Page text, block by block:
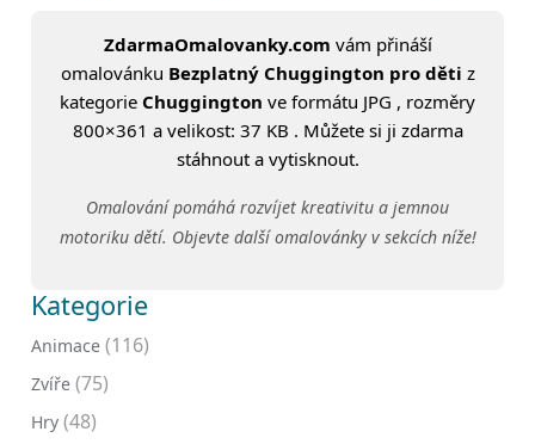
ZdarmaOmalovanky.com vám přináší
omalovánku Bezplatný Chuggington pro děti z
kategorie Chuggington ve formátu JPG , rozměry
800×361 a velikost: 37 KB . Můžete si ji zdarma
stáhnout a vytisknout.
Omalování pomáhá rozvíjet kreativitu a jemnou
motoriku dětí. Objevte další omalovánky v sekcích níže!
Kategorie
Animace (116)
Zvíře (75)
Hry (48)